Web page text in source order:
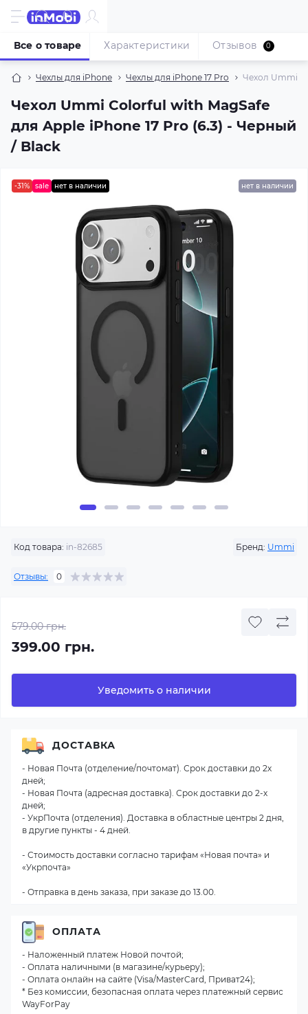
Чехлы для iPhone Чехлы для iPhone 17 Pro Чехол Ummi
Чехол Ummi Colorful with MagSafe
для Apple iPhone 17 Pro (6.3) - Черный
/ Black
Все о товаре Характеристики Отзывов 0
-31% sale нет в наличии нет в наличии
Код товара: in-82685 Бренд: Ummi
Отзывы: 0
579.00 грн.
399.00 грн.
Уведомить о наличии
ДОСТАВКА
- Новая Почта (отделение/почтомат). Срок доставки до 2х
дней;
- Новая Почта (адресная доставка). Срок доставки до 2-х
дней;
- УкрПочта (отделения). Доставка в областные центры 2 дня,
в другие пункты - 4 дней.
- Стоимость доставки согласно тарифам «Новая почта» и
«Укрпочта»
- Отправка в день заказа, при заказе до 13.00.
ОПЛАТА
- Наложенный платеж Новой почтой;
- Оплата наличными (в магазине/курьеру);
- Оплата онлайн на сайте (Visa/MasterCard, Приват24);
* Без комиссии, безопасная оплата через платежный сервис
WayForPay